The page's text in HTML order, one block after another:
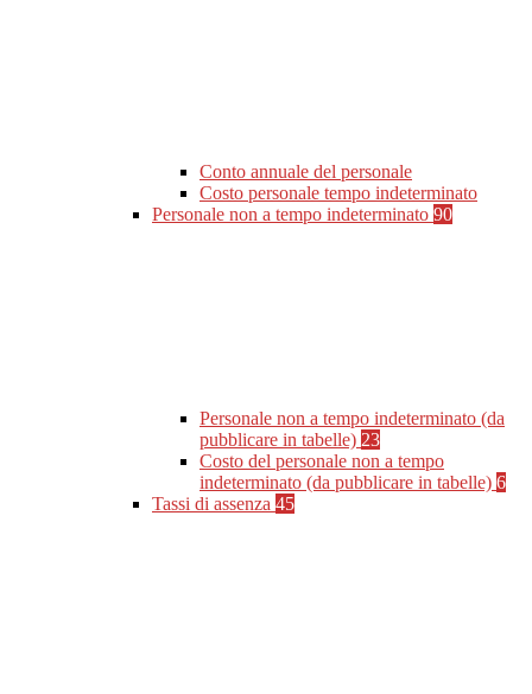
Conto annuale del personale
Costo personale tempo indeterminato
Personale non a tempo indeterminato 90
Personale non a tempo indeterminato (da
pubblicare in tabelle) 23
Costo del personale non a tempo
indeterminato (da pubblicare in tabelle) 6
Tassi di assenza 45